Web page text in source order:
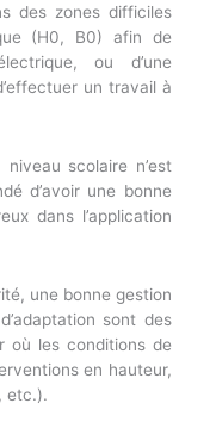
des zones difficiles
(H0, B0) afin de
ou d’une
un travail à
scolaire n’est
d’avoir une bonne
dans l’application
une bonne gestion
sont des
où les conditions de
en hauteur,
etc.).